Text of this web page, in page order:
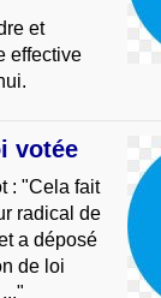
et
effective
votée
: "Cela fait
radical de
a déposé
de loi